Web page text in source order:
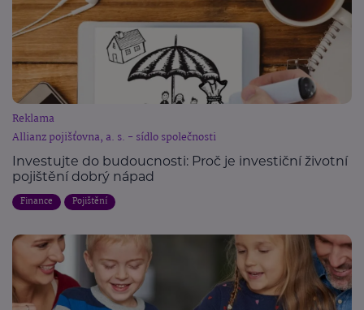
Reklama
Allianz pojišťovna, a. s. - sídlo společnosti
Investujte do budoucnosti: Proč je investiční životní
pojištění dobrý nápad
Finance Pojištění